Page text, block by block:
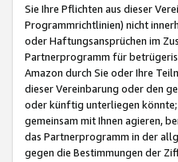
Sie Ihre Pflichten aus dieser
Programmrichtlinien) nicht
oder Haftungsansprüchen im
Partnerprogramm für
Amazon durch Sie oder Ihre
dieser Vereinbarung oder den
oder künftig unterliegen könnte;
gemeinsam mit Ihnen agieren,
das Partnerprogramm in der
gegen die Bestimmungen der